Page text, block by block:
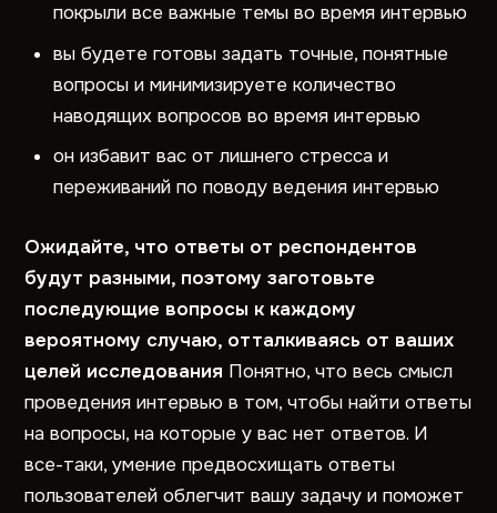
покрыли все важные темы во время интервью
вы будете готовы задать точные, понятные
вопросы и минимизируете количество
наводящих вопросов во время интервью
он избавит вас от лишнего стресса и
переживаний по поводу ведения интервью
Ожидайте, что ответы от респондентов
будут разными, поэтому заготовьте
последующие вопросы к каждому
вероятному случаю, отталкиваясь от ваших
целей исследования Понятно, что весь смысл
проведения интервью в том, чтобы найти ответы
на вопросы, на которые у вас нет ответов. И
все-таки, умение предвосхищать ответы
пользователей облегчит вашу задачу и поможет